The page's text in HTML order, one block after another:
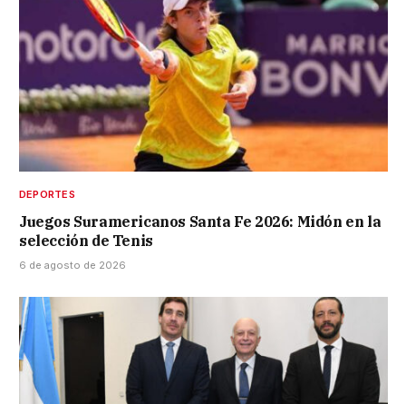
DEPORTES
Juegos Suramericanos Santa Fe 2026: Midón en la
selección de Tenis
6 de agosto de 2026